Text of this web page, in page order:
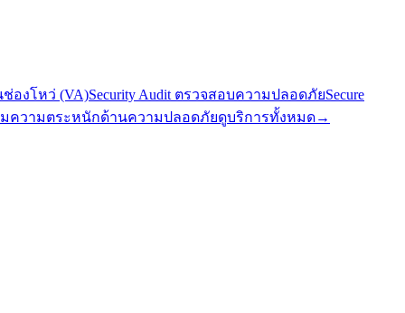
ช่องโหว่ (VA)Security Audit ตรวจสอบความปลอดภัยSecure
ความตระหนักด้านความปลอดภัยดูบริการทั้งหมด→